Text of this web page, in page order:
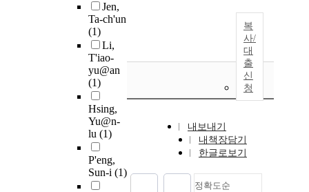
Jen,
Ta-ch'un
(1)
Li,
T'iao-
yu@an
(1)
Hsing,
Yu@n-
lu (1)
P'eng,
Sun-i (1)
복
사/
대
출
신
청
내보내기
내책장담기
한글로보기
정확도순